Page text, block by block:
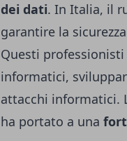
dei dati. In Italia, il
garantire la
Questi
informatici,
attacchi informatici.
ha portato a una